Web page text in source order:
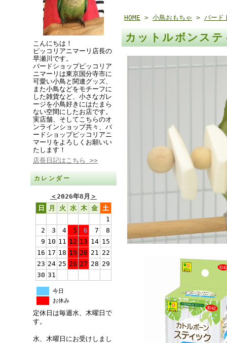
こんにちは！
ピッコリアニマーリ店長の
早瀬川です。
バードショップピッコリア
ニマーリは東京国分寺市に
可愛い小鳥と関連グッズ、
また小鳥などをモチーフに
した雑貨など、小さなガレ
ージを小鳥好きにはたまら
ない空間にしたお店です。
実店舗、そしてこちらのオ
ンラインショップ共々、バ
ードショップピッコリアニ
マーリをよろしくお願いい
たします！
店長日記はこちら >>
カレンダー
＜2026年8月 ＞
日
月 火 水 木 金 土
1
2
3 4 5 6 7
8
9 10 11 12 13 14 15
16 17 18 19 20 21 22
23 24 25 26 27 28 29
30 31
今日
お休み
定休日は毎週水、木曜日で
す。
水、木曜日にお受けしまし
HOME > 小鳥おもちゃ > バード
カットルボンス